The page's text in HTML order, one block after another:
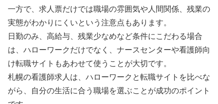
一方で、求人票だけでは職場の雰囲気や人間関係、残業の
実態がわかりにくいという注意点もあります。
日勤のみ、高給与、残業少なめなど条件にこだわる場合
は、ハローワークだけでなく、ナースセンターや看護師向
け転職サイトもあわせて使うことが大切です。
札幌の看護師求人は、ハローワークと転職サイトを比べな
がら、自分の生活に合う職場を選ぶことが成功のポイント